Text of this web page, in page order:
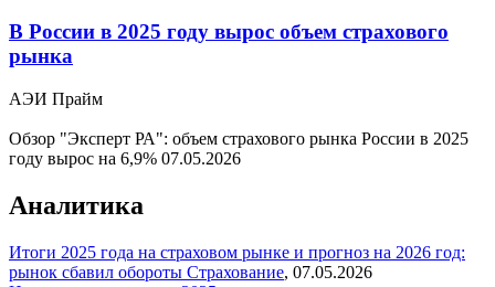
В России в 2025 году вырос объем страхового
рынка
АЭИ Прайм
Обзор "Эксперт РА": объем страхового рынка России в 2025
году вырос на 6,9% 07.05.2026
Аналитика
Итоги 2025 года на страховом рынке и прогноз на 2026 год:
рынок сбавил обороты Страхование, 07.05.2026